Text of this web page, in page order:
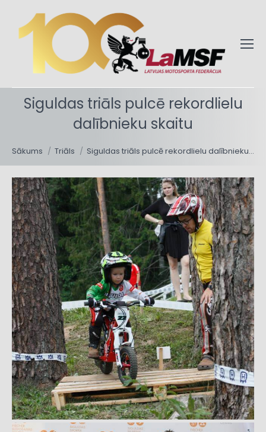
Siguldas triāls pulcē rekordlielu
dalībnieku skaitu
Sākums Triāls Siguldas triāls pulcē rekordlielu dalībnieku…